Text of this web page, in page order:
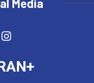
Media